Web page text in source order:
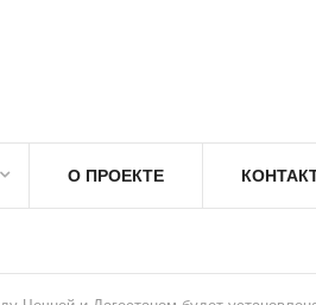
О ПРОЕКТЕ